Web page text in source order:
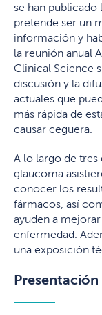
se han publicado
pretende ser un
información y
la reunión anual
Clinical Science
discusión y la
actuales que
más rápida de
causar ceguera.
A lo largo de tres
glaucoma
conocer los
fármacos, así
ayuden a
enfermedad.
una exposición